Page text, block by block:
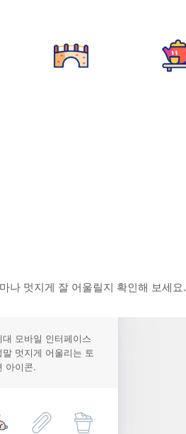
나 멋지게 잘 어울릴지 확인해 보세요.
대 모바일 인터페이스
말 멋지게 어울리는 토
아이콘.